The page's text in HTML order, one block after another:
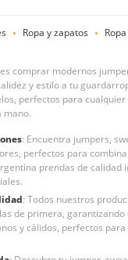
Ropa y zapatos
comprar modernos
y estilo a tu
perfectos para
mano.
: Encuentra jumpers,
perfectos para
prendas de calidad
: Todos nuestros
de primera,
y cálidos, perfectos